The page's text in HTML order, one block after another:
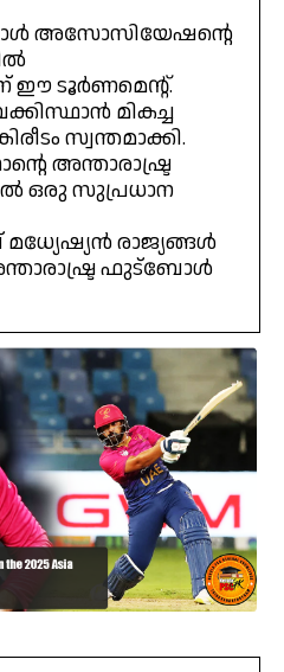
അസോസിയേഷന്റെ
ഈ ടൂർണമെന്റ്.
മികച്ച
സ്വന്തമാക്കി.
അന്താരാഷ്ട്ര
ഒരു സുപ്രധാന
മധ്യേഷ്യൻ രാജ്യങ്ങൾ
ഫുട്ബോൾ